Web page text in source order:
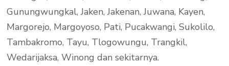
Gunungwungkal, Jaken, Jakenan, Juwana, Kayen,
Margorejo, Margoyoso, Pati, Pucakwangi, Sukolilo,
Tambakromo, Tayu, Tlogowungu, Trangkil,
Wedarijaksa, Winong dan sekitarnya.